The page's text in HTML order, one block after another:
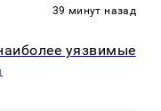
39 минут назад
уязвимые